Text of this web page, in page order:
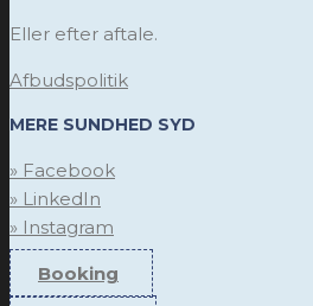
Eller efter aftale.
Afbudspolitik
MERE SUNDHED SYD
» Facebook
» LinkedIn
» Instagram
Booking